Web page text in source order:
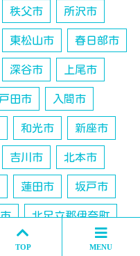
秩父市 所沢市
東松山市 春日部市
深谷市 上尾市
戸田市 入間市
和光市 新座市
吉川市 北本市
蓮田市 坂戸市
北足立郡伊奈町
入間郡越生町
TOP MENU